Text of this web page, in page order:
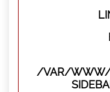
/VAR/WWW/